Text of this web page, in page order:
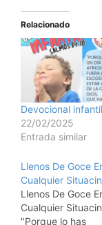
Relacionado
Devocional infantil
22/02/2025
Entrada similar
Llenos De Goce
Cualquier Situacin
Llenos De Goce
Cualquier Situacin
"Porque lo has